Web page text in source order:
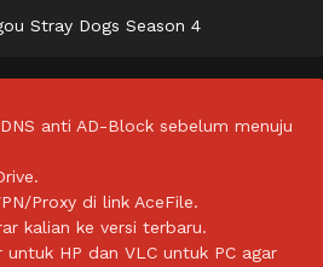
Stray Dogs Season 4
anti AD-Block sebelum menuju
Proxy di link AceFile.
kalian ke versi terbaru.
untuk HP dan VLC untuk PC agar